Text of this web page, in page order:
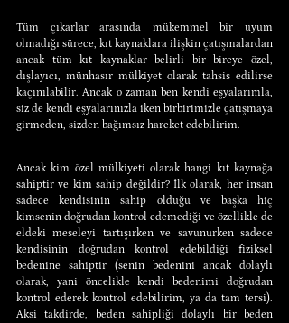
Tüm çıkarlar arasında mükemmel bir uyum
olmadığı sürece, kıt kaynaklara ilişkin çatışmalardan
ancak tüm kıt kaynaklar belirli bir bireye özel,
dışlayıcı, münhasır mülkiyet olarak tahsis edilirse
kaçınılabilir. Ancak o zaman ben kendi eşyalarımla,
siz de kendi eşyalarınızla iken birbirimizle çatışmaya
girmeden, sizden bağımsız hareket edebilirim.
Ancak kim özel mülkiyeti olarak hangi kıt kaynağa
sahiptir ve kim sahip değildir? İlk olarak, her insan
sadece kendisinin sahip olduğu ve başka hiç
kimsenin doğrudan kontrol edemediği ve özellikle de
eldeki meseleyi tartışırken ve savunurken sadece
kendisinin doğrudan kontrol edebildiği fiziksel
bedenine sahiptir (senin bedenini ancak dolaylı
olarak, yani öncelikle kendi bedenimi doğrudan
kontrol ederek kontrol edebilirim, ya da tam tersi).
Aksi takdirde, beden sahipliği dolaylı bir beden